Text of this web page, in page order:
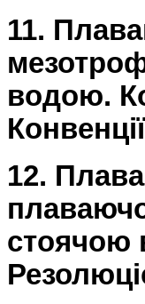
11.
водою.
12.
стоячою